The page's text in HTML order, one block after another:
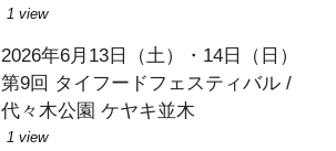
1 view
2026年6月13日（土）・14日（日）
第9回 タイフードフェスティバル /
代々木公園 ケヤキ並木
1 view